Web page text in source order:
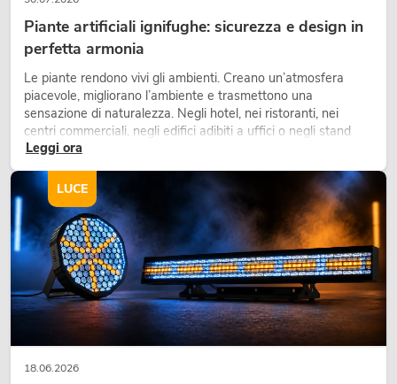
Piante artificiali ignifughe: sicurezza e design in
perfetta armonia
Le piante rendono vivi gli ambienti. Creano un’atmosfera
piacevole, migliorano l’ambiente e trasmettono una
sensazione di naturalezza. Negli hotel, nei ristoranti, nei
centri commerciali, negli edifici adibiti a uffici o negli stand
fieristici, una vegetazione di alta qualità è ormai parte
integrante dei moderni progetti di arredamento.
Leggi ora
18.06.2026
LUCE